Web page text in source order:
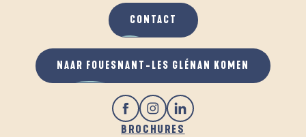
BROCHURES
CONTACT
NAAR FOUESNANT-LES GLÉNAN KOMEN